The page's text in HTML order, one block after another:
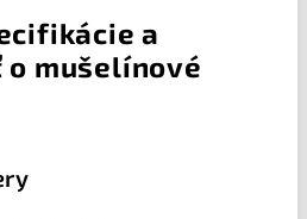
a
mušelínové